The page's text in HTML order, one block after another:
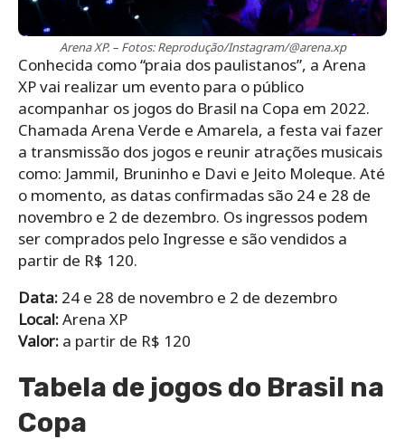
Arena XP. – Fotos: Reprodução/Instagram/@arena.xp
Conhecida como “praia dos paulistanos”, a Arena
XP vai realizar um evento para o público
acompanhar os jogos do Brasil na Copa em 2022.
Chamada Arena Verde e Amarela, a festa vai fazer
a transmissão dos jogos e reunir atrações musicais
como: Jammil, Bruninho e Davi e Jeito Moleque. Até
o momento, as datas confirmadas são 24 e 28 de
novembro e 2 de dezembro. Os ingressos podem
ser comprados pelo Ingresse e são vendidos a
partir de R$ 120.
Data: 24 e 28 de novembro e 2 de dezembro
Local:Arena XP
Valor: a partir de R$ 120
Tabela de jogos do Brasil na
Copa